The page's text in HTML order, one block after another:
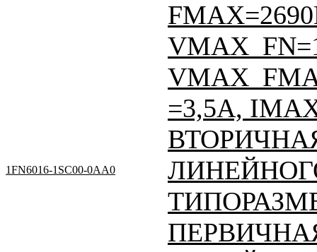
=3,5A,
1FN6016-1SC00-0AA0